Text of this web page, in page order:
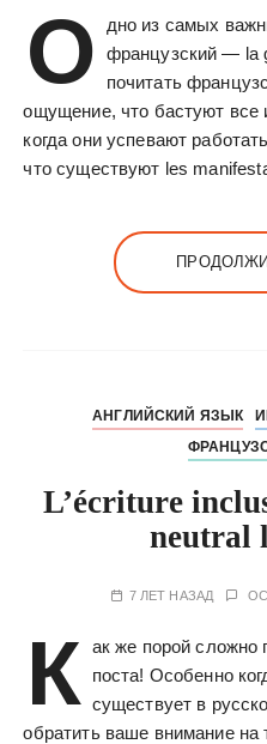
О
дно из самых
французский — la
почитать
ощущение, что бастуют все
когда они успевают
что существуют les
АНГЛИЙСКИЙ ЯЗЫК
L’écriture
neutral
7 ЛЕТ НАЗАД
К ак же порой сложно
поста! Особенно
существует в
обратить ваше внимание на